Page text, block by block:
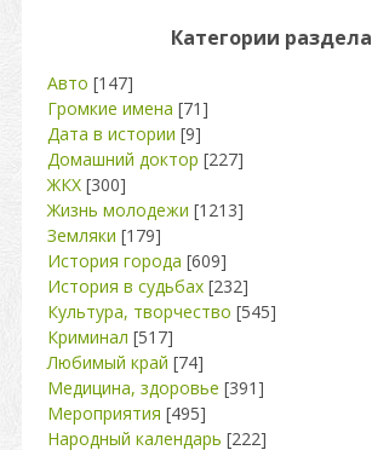
Категории раздела
Авто [147]
Громкие имена [71]
Дата в истории [9]
Домашний доктор [227]
ЖКХ [300]
Жизнь молодежи [1213]
Земляки [179]
История города [609]
История в судьбах [232]
Культура, творчество [545]
Криминал [517]
Любимый край [74]
Медицина, здоровье [391]
Мероприятия [495]
Народный календарь [222]